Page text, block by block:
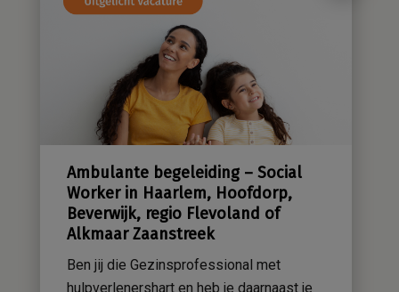
Ambulante begeleiding – Social
Worker in Haarlem, Hoofdorp,
Beverwijk, regio Flevoland of
Alkmaar Zaanstreek
Ben jij die Gezinsprofessional met
hulpverlenershart en heb je daarnaast je
Cliëntenraad
Sensatieve methodiek
Groene zorg
Stichting Sensa
Contact